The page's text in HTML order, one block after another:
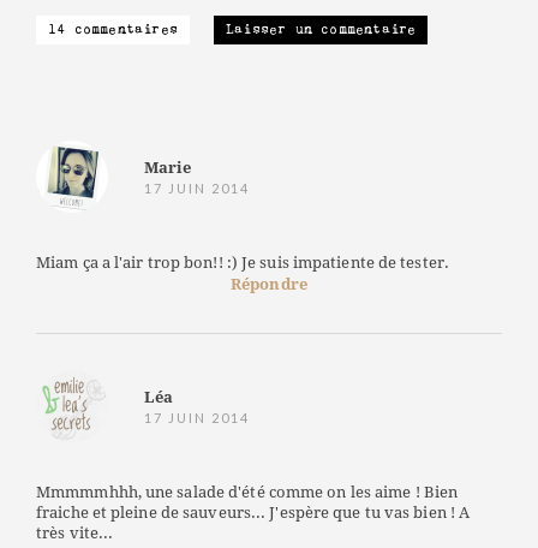
14 commentaires Laisser un commentaire
Marie
17 JUIN 2014
Miam ça a l'air trop bon!! :) Je suis impatiente de tester.
Répondre
Léa
17 JUIN 2014
Mmmmmhhh, une salade d'été comme on les aime ! Bien
fraiche et pleine de sauveurs... J'espère que tu vas bien ! A
très vite...